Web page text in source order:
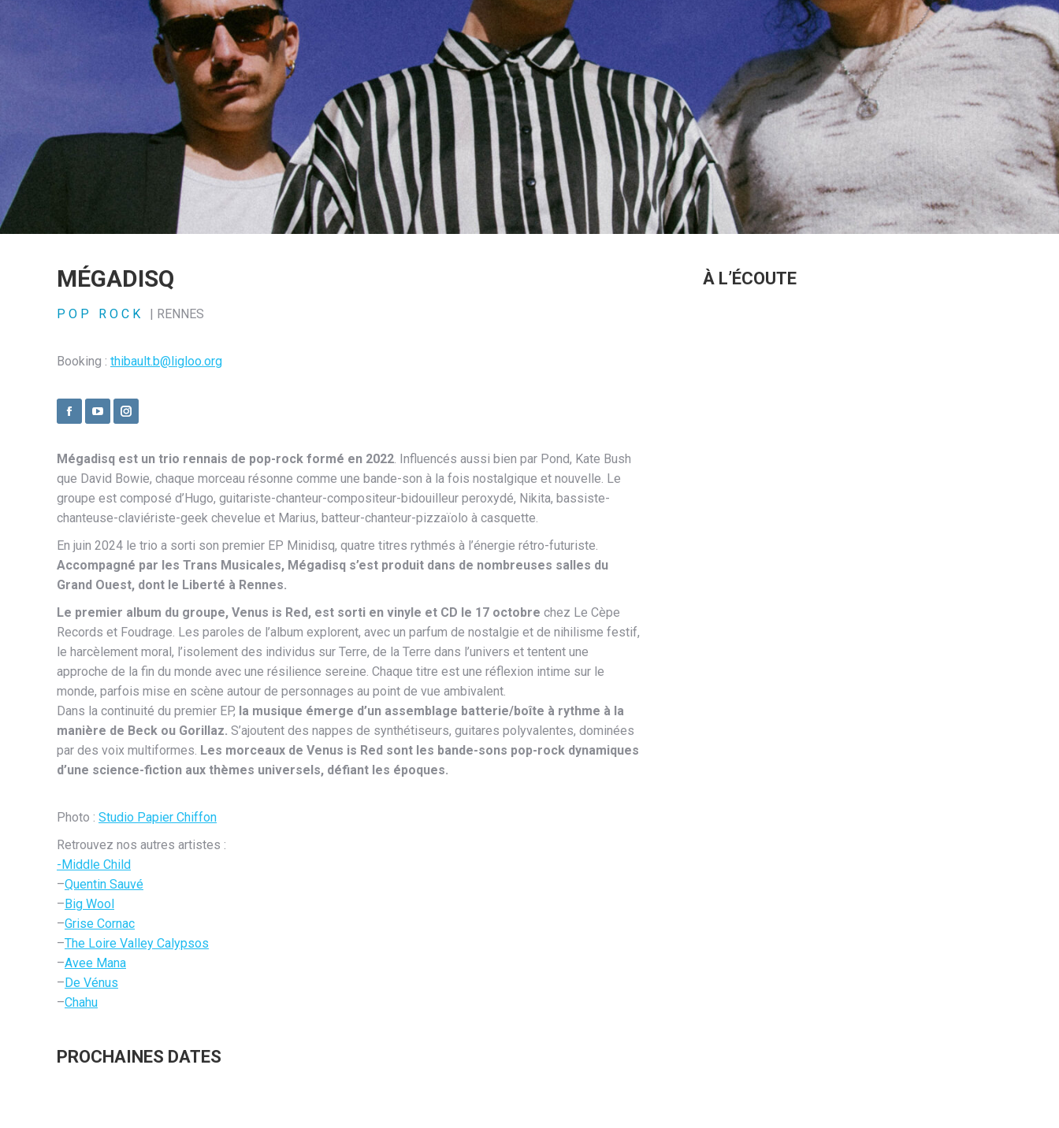
MÉGADISQ
POP ROCK | RENNES
Booking : thibault.b@ligloo.org
FacebookYouTubeInstagram
Mégadisq est un trio rennais de pop-rock formé en 2022 . Influencés aussi bien par Pond, Kate Bush
que David Bowie, chaque morceau résonne comme une bande-son à la fois nostalgique et nouvelle. Le
groupe est composé d’Hugo, guitariste-chanteur-compositeur-bidouilleur peroxydé, Nikita, bassiste-
chanteuse-claviériste-geek chevelue et Marius, batteur-chanteur-pizzaïolo à casquette.
En juin 2024 le trio a sorti son premier EP Minidisq, quatre titres rythmés à l’énergie rétro-futuriste.
Accompagné par les Trans Musicales, Mégadisq s’est produit dans de nombreuses salles du
Grand Ouest, dont le Liberté à Rennes.
Le premier album du groupe, Venus is Red, est sorti en vinyle et CD le 17 octobre chez Le Cèpe
Records et Foudrage. Les paroles de l’album explorent, avec un parfum de nostalgie et de nihilisme festif,
le harcèlement moral, l’isolement des individus sur Terre, de la Terre dans l’univers et tentent une
approche de la fin du monde avec une résilience sereine. Chaque titre est une réflexion intime sur le
monde, parfois mise en scène autour de personnages au point de vue ambivalent.
Dans la continuité du premier EP, la musique émerge d’un assemblage batterie/boîte à rythme à la
manière de Beck ou Gorillaz. S’ajoutent des nappes de synthétiseurs, guitares polyvalentes, dominées
par des voix multiformes. Les morceaux de Venus is Red sont les bande-sons pop-rock dynamiques
d’une science-fiction aux thèmes universels, défiant les époques.
Photo : Studio Papier Chiffon
Retrouvez nos autres artistes :
-Middle Child
–Quentin Sauvé
–Big Wool
–Grise Cornac
–The Loire Valley Calypsos
–Avee Mana
–De Vénus
–Chahu
PROCHAINES DATES
À L’ÉCOUTE